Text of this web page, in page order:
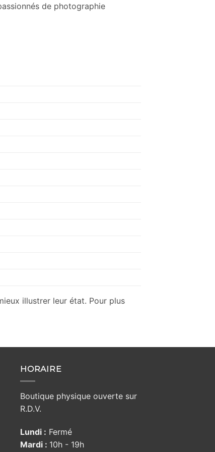
de photographie
illustrer leur état. Pour plus
HORAIRE
Boutique physique ouverte sur
R.D.V.
Lundi : Fermé
Mardi : 10h - 19h